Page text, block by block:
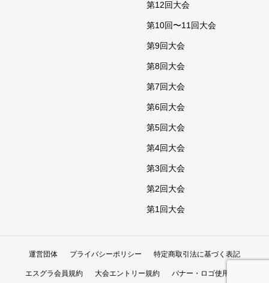
第12回大会
第10回〜11回大会
第9回大会
第8回大会
第7回大会
第6回大会
第5回大会
第4回大会
第3回大会
第2回大会
第1回大会
運営団体 プライバシーポリシー 特定商取引法に基づく表記
エスグラ会員規約 大会エントリー規約 バナー・ロゴ使用規定